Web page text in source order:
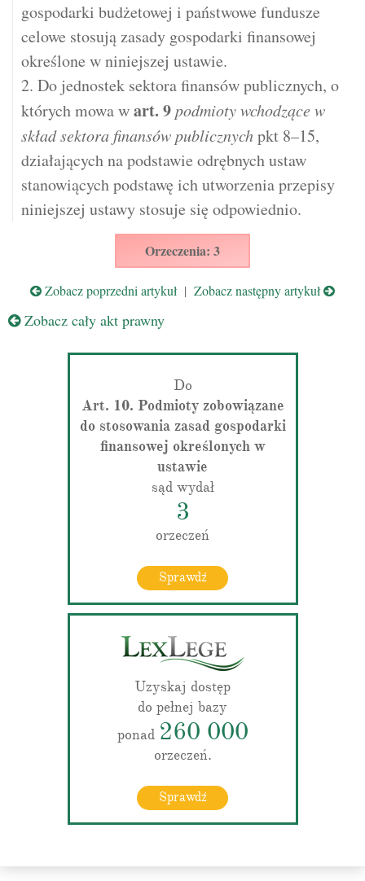
gospodarki budżetowej i państwowe fundusze
celowe stosują zasady gospodarki finansowej
określone w niniejszej ustawie.
2. Do jednostek sektora finansów publicznych, o
których mowa wart. 9 podmioty wchodzące w
skład sektora finansów publicznychpkt 8–15,
działających na podstawie odrębnych ustaw
stanowiących podstawę ich utworzenia przepisy
niniejszej ustawy stosuje się odpowiednio.
Orzeczenia: 3
Zobacz poprzedni artykuł | Zobacz następny artykuł
Zobacz cały akt prawny
Do
Art. 10. Podmioty zobowiązane
do stosowania zasad gospodarki
finansowej określonych w
ustawie
sąd wydał
3
orzeczeń
Sprawdź
Uzyskaj dostęp
do pełnej bazy
ponad 260 000
orzeczeń.
Sprawdź